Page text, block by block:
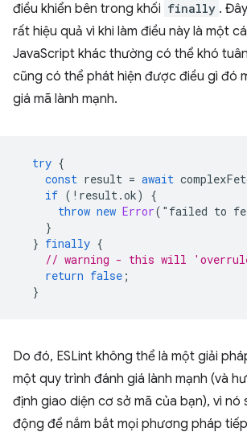
điều khiển bên trong khối finally .
rất hiệu quả vì khi làm điều này là một
JavaScript khác thường có thể khó
cũng có thể phát hiện được điều gì đó
giá mã lành mạnh.
try {
const result = await
if ( ! result.ok)
{
throw new Error( " failed to
}
} finally {
// warning - this will
return false ;
}
Do đó, ESLint không thể là một giải
một quy trình đánh giá lành mạnh (và
định giao diện cơ sở mã của bạn), vì nó
động để nắm bắt mọi phương pháp